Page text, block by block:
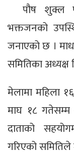
पौष शुक्ल
भक्तजनको
जनाएको छ ।
समितिका अध्यक्ष
मेलामा महिला
माघ १८
दाताको
गरिएको